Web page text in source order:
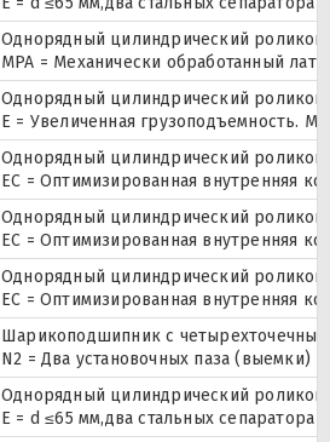
Однорядный цилиндрический
MPA = Механически обработанный
Однорядный цилиндрический
E = Увеличенная грузоподъемность.
Однорядный цилиндрический
EC = Оптимизированная внутренняя
Однорядный цилиндрический
EC = Оптимизированная внутренняя
Однорядный цилиндрический
EC = Оптимизированная внутренняя
Шарикоподшипник с четырехточечным
N2 = Два установочных паза (выемки)
Однорядный цилиндрический
E = d ≤65 мм,два стальных